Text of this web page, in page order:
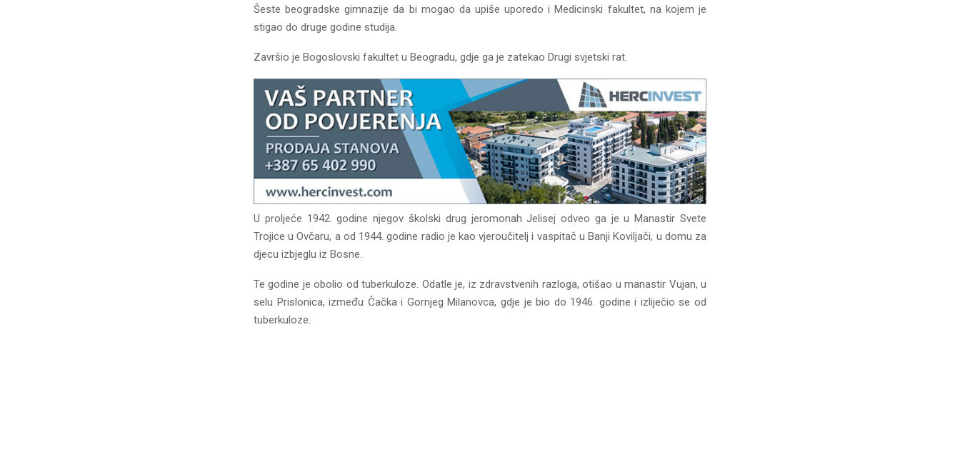
Šeste beogradske gimnazije da bi mogao da upiše uporedo i Medicinski fakultet, na kojem je
stigao do druge godine studija.
Završio je Bogoslovski fakultet u Beogradu, gdje ga je zatekao Drugi svjetski rat.
U proljeće 1942. godine njegov školski drug jeromonah Jelisej odveo ga je u Manastir Svete
Trojice u Ovčaru, a od 1944. godine radio je kao vjeroučitelj i vaspitač u Banji Koviljači, u domu za
djecu izbjeglu iz Bosne.
Te godine je obolio od tuberkuloze. Odatle je, iz zdravstvenih razloga, otišao u manastir Vujan, u
selu Prislonica, između Čačka i Gornjeg Milanovca, gdje je bio do 1946. godine i izliječio se od
tuberkuloze.